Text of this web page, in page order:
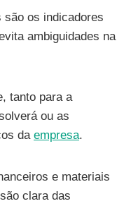
são os indicadores
ambiguidades na
tanto para a
ou as
da empresa.
e materiais
clara das